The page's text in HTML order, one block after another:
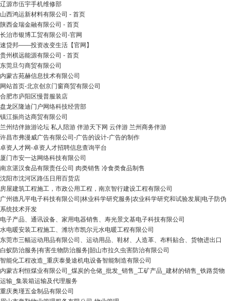
辽源市伍宇手机维修部
山西鸿运新材料有限公司 - 首页
陕西金瑞金融有限公司 - 首页
长治市银博工贸有限公司-官网
速贷邦——投资改变生活【官网】
贵州棋远能源有限公司 - 首页
东莞旦匀商贸有限公司
内蒙古苑赫信息技术有限公司
网站首页-北京创京门窗商贸有限公司
合肥市庐阳区慢普服装店
盘龙区隆迪门户网络科技经营部
镇江振尚达商贸有限公司
兰州结伴旅游论坛 私人陪游 伴游天下网 云伴游 兰州商务伴游
许昌市弗漫威广告有限公司-广告的设计-广告的制作
卓资人才网-卓资人才招聘信息查询平台
厦门市安一达网络科技有限公司
南京湛汉食品有限责任公司 肉类销售 冷食类食品制售
沈阳市沈河区路伍日用百货店
房屋建筑工程施工，市政公用工程，南京智行建设工程有限公司
广州德凡平电子科技有限公司|林业科学研究服务|农业科学研究和试验发展|电子防伪
系统技术开发
电子产品、通讯设备、家用电器销售、寿光景文基电子科技有限公司
水电暖安装工程施工、潍坊市凯尔元水电暖工程有限公司
东莞市三幅运动用品有限公司、运动用品、鞋材、人造革、布料贴合、货物进出口
白蚁防治服务|有害生物防治服务|韶山市拉久虫害防治有限公司
智能化工程改造_重庆泰曼途机电设备智能制造有限公司
内蒙古利恒煤业有限公司_煤炭的仓储_批发_销售_工矿产品_建材的销售_铁路货物
运输_集装箱运输及代理服务
重庆奥瑾五金制品有限公司